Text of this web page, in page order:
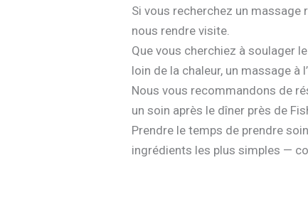
Si vous recherchez un massage
nous rendre visite.
Que vous cherchiez à soulager
loin de la chaleur, un massage
Nous vous recommandons de
un soin après le dîner près de
Prendre le temps de prendre
ingrédients les plus simples —